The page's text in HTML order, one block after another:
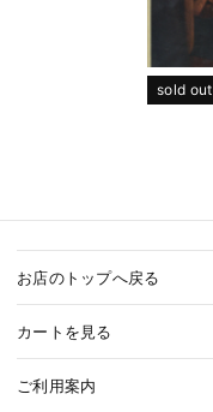
sold out
お店のトップへ戻る
カートを見る
ご利用案内